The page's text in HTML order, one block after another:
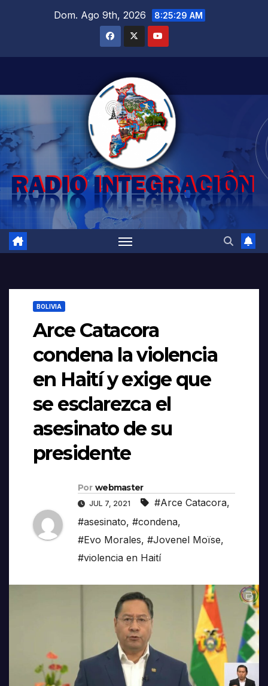
Dom. Ago 9th, 2026 8:25:31 AM
BOLIVIA
Arce Catacora
condena la violencia
en Haití y exige que
se esclarezca el
asesinato de su
presidente
Por webmaster
JUL 7, 2021 #Arce Catacora,
#asesinato, #condena,
#Evo Morales, #Jovenel Moïse,
#violencia en Haití